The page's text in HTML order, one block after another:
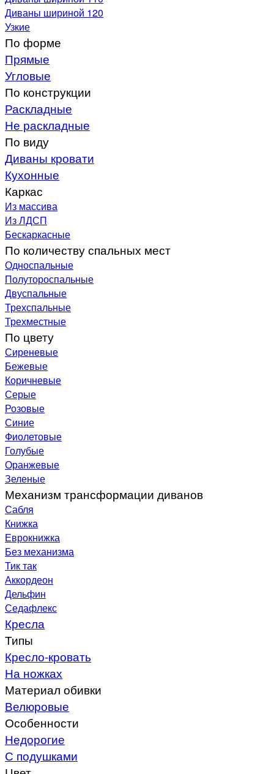
Диваны шириной 120
Узкие
По форме
Прямые
Угловые
По конструкции
Раскладные
Не раскладные
По виду
Диваны кровати
Кухонные
Каркас
Из массива
Из ЛДСП
Бескаркасные
По количеству спальных мест
Односпальные
Полутороспальные
Двуспальные
Трехспальные
Трехместные
По цвету
Сиреневые
Бежевые
Коричневые
Серые
Розовые
Синие
Фиолетовые
Голубые
Оранжевые
Зеленые
Механизм трансформации диванов
Сабля
Книжка
Еврокнижка
Без механизма
Тик так
Аккордеон
Дельфин
Седафлекс
Кресла
Типы
Кресло-кровать
На ножках
Материал обивки
Велюровые
Особенности
Недорогие
С подушками